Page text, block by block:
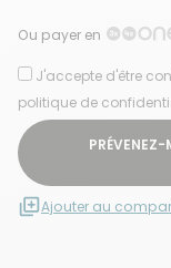
Ou payer en
J'accepte d'être
politique de
PRÉVENEZ-
Ajouter au